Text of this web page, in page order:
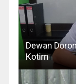
Dewan
Kotim